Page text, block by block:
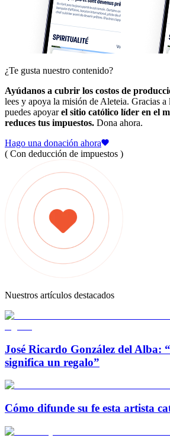
¿Te gusta nuestro contenido?
Ayúdanos a cubrir los costos de
lees y apoya la misión de Aleteia. Gracias a
puedes apoyarel sitio católico líder en el
reduces tus impuestos. Dona ahora.
Hago una donación ahora
( Con deducción de impuestos )
Nuestros artículos destacados
José Ricardo González del Alba:
significa un regalo”
Cómo difunde su fe esta artista